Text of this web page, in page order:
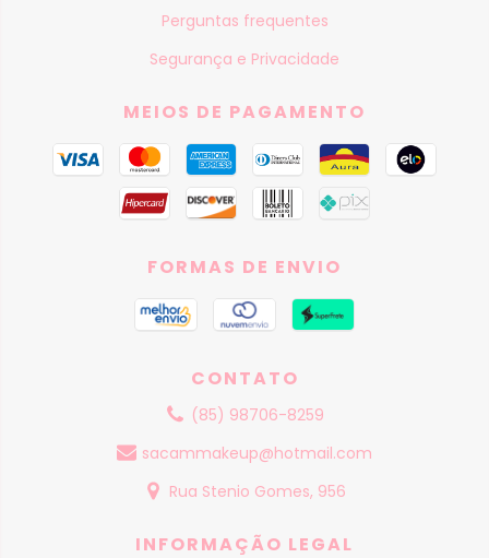
Perguntas frequentes
Segurança e Privacidade
MEIOS DE PAGAMENTO
FORMAS DE ENVIO
CONTATO
(85) 98706-8259
sacammakeup@hotmail.com
Rua Stenio Gomes, 956
INFORMAÇÃO LEGAL